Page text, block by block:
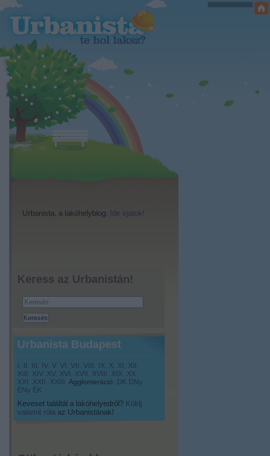
Urbanista, a lakóhelyblog. Ide írjatok!
Keress az Urbanistán!
Urbanista Budapest
I. II. III. IV. V. VI. VII. VIII. IX. X. XI.
XII.
XIII.
XIV. XV. XVI. XVII. XVIII. XIX.
XX.
XXI.
XXII. XXIII. Agglomeráció: DK DNy
ÉNy ÉK
Keveset találtál a lakóhelyedről? Küldj
valamit róla az Urbanistának!